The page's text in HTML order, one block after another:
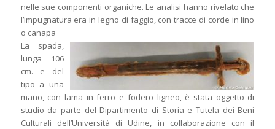
nelle sue componenti organiche. Le analisi hanno rivelato che
l’impugnatura era in legno di faggio, con tracce di corde in lino
o canapa
La spada,
lunga 106
cm. e del
tipo a una
mano, con lama in ferro e fodero ligneo, è stata oggetto di
studio da parte del Dipartimento di Storia e Tutela dei Beni
Culturali dell’Università di Udine, in collaborazione con il